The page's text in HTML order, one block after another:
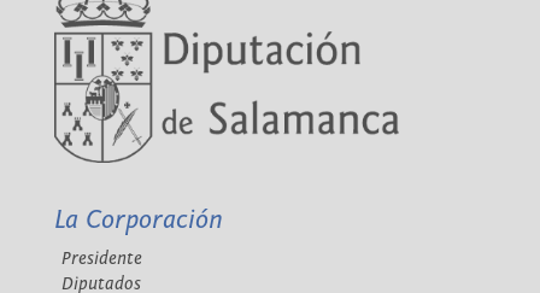
La Corporación
Presidente
Diputados